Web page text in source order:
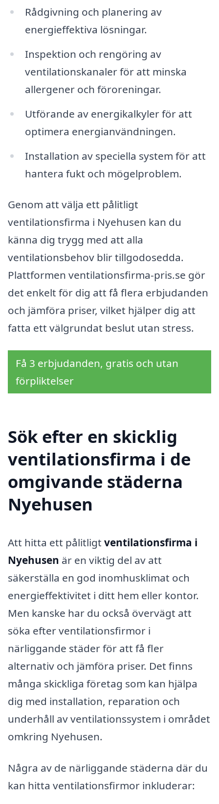
Rådgivning och planering av
energieffektiva lösningar.
Inspektion och rengöring av
ventilationskanaler för att minska
allergener och föroreningar.
Utförande av energikalkyler för att
optimera energianvändningen.
Installation av speciella system för att
hantera fukt och mögelproblem.
Genom att välja ett pålitligt
ventilationsfirma i Nyehusen kan du
känna dig trygg med att alla
ventilationsbehov blir tillgodosedda.
Plattformen ventilationsfirma-pris.se gör
det enkelt för dig att få flera erbjudanden
och jämföra priser, vilket hjälper dig att
fatta ett välgrundat beslut utan stress.
Få 3 erbjudanden, gratis och utan
förpliktelser
Sök efter en skicklig
ventilationsfirma i de
omgivande städerna
Nyehusen
Att hitta ett pålitligt ventilationsfirma i
Nyehusen är en viktig del av att
säkerställa en god inomhusklimat och
energieffektivitet i ditt hem eller kontor.
Men kanske har du också övervägt att
söka efter ventilationsfirmor i
närliggande städer för att få fler
alternativ och jämföra priser. Det finns
många skickliga företag som kan hjälpa
dig med installation, reparation och
underhåll av ventilationssystem i området
omkring Nyehusen.
Några av de närliggande städerna där du
kan hitta ventilationsfirmor inkluderar: